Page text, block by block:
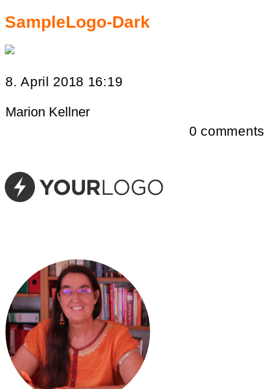
SampleLogo-Dark
8. April 2018 16:19
Marion Kellner
0 comments